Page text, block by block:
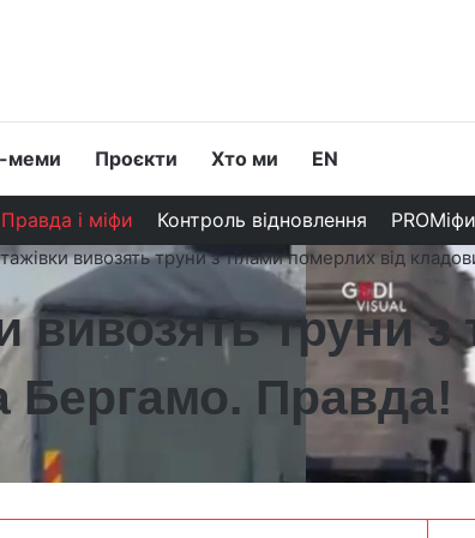
меми Проєкти Хто ми EN
і міфи Контроль відновлення PROМіфи
вивозять труни з тілами померлих від
вивозять труни
Бергамо. Правда!